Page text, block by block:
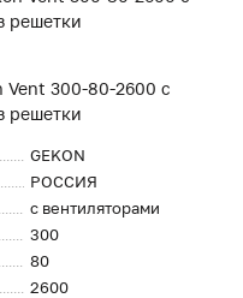
Vent 300-80-2600 с
решетки
GEKON
РОССИЯ
с вентиляторами
300
80
2600